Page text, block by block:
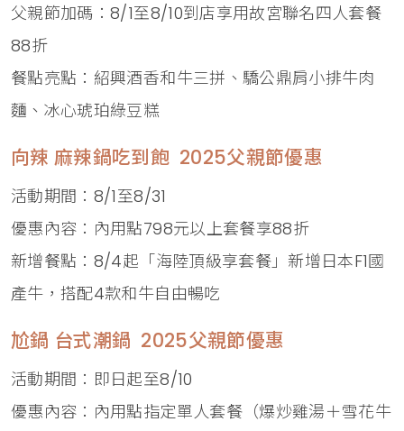
父親節加碼：8/1至8/10到店享用故宮聯名四人套餐
88折
餐點亮點：紹興酒香和牛三拼、驕公鼎肩小排牛肉
麵、冰心琥珀綠豆糕
向辣 麻辣鍋吃到飽 2025父親節優惠
活動期間：8/1至8/31
優惠內容：內用點798元以上套餐享88折
新增餐點：8/4起「海陸頂級享套餐」新增日本F1國
產牛，搭配4款和牛自由暢吃
尬鍋 台式潮鍋 2025父親節優惠
活動期間：即日起至8/10
優惠內容：內用點指定單人套餐（爆炒雞湯＋雪花牛